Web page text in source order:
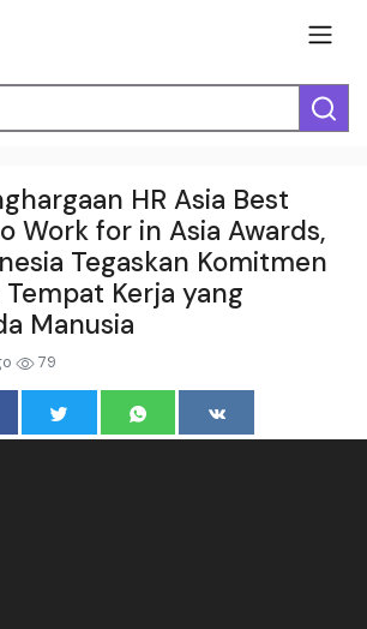
HR Asia Best
Work for in Asia Awards,
Tegaskan Komitmen
Kerja yang
Manusia
79